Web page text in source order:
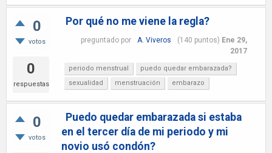
0
votos
0
respuestas
Por qué no me viene la regla?
preguntado por A. Viveros (140 puntos) Ene 29,
2017
periodo menstrual
puedo quedar embarazada?
sexualidad
menstruación embarazo
0
votos
Puedo quedar embarazada si estaba
en el tercer día de mi periodo y mi
novio usó condón?